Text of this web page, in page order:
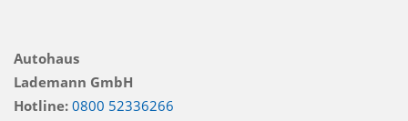
Autohaus
Lademann GmbH
Hotline: 0800 52336266